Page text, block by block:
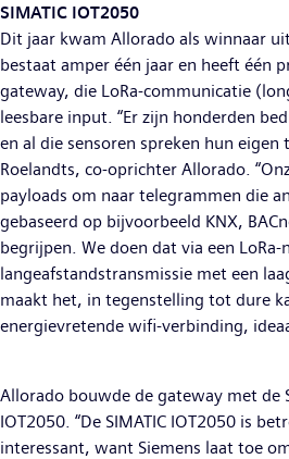
SIMATIC IOT2050
Dit jaar kwam Allorado als winnaar
bestaat amper één jaar en heeft één
gateway, die LoRa-communicatie
leesbare input. “Er zijn honderden
en al die sensoren spreken hun eigen
Roelandts, co-oprichter Allorado.
payloads om naar telegrammen die
gebaseerd op bijvoorbeeld KNX,
begrijpen. We doen dat via een
langeafstandstransmissie met een
maakt het, in tegenstelling tot dure
energievretende wifi-verbinding,
Allorado bouwde de gateway met de
IOT2050. “De SIMATIC IOT2050 is
interessant, want Siemens laat toe